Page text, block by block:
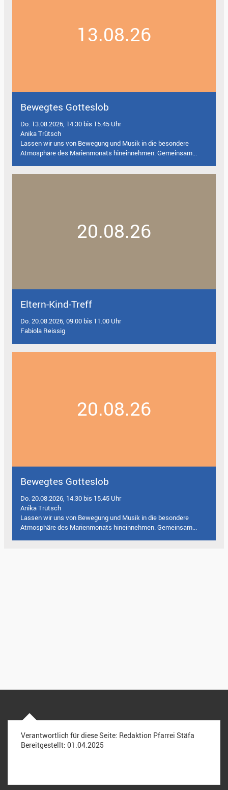
13.08.26
Bewegtes Gotteslob
Do. 13.08.2026, 14.30 bis 15.45 Uhr
Anika Trütsch
Lassen wir uns von Bewegung und Musik in die besondere
Atmosphäre des Marienmonats hineinnehmen. Gemeinsam...
20.08.26
Eltern-Kind-Treff
Do. 20.08.2026, 09.00 bis 11.00 Uhr
Fabiola Reissig
20.08.26
Bewegtes Gotteslob
Do. 20.08.2026, 14.30 bis 15.45 Uhr
Anika Trütsch
Lassen wir uns von Bewegung und Musik in die besondere
Atmosphäre des Marienmonats hineinnehmen. Gemeinsam...
Verantwortlich für diese Seite: Redaktion Pfarrei Stäfa
Bereitgestellt: 01.04.2025